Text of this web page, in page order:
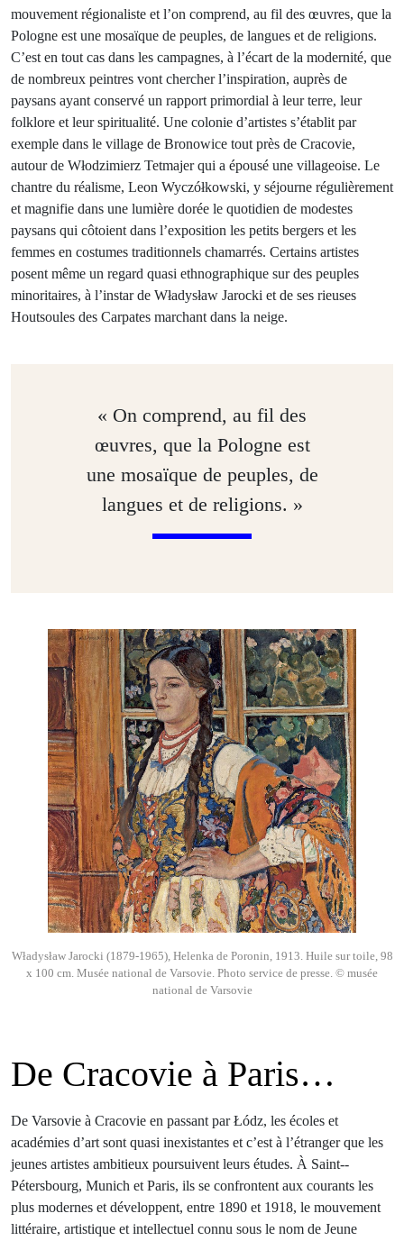
mouvement régionaliste et l’on comprend, au fil des œuvres, que la
Pologne est une mosaïque de peuples, de langues et de religions.
C’est en tout cas dans les campagnes, à l’écart de la modernité, que
de ­nombreux peintres vont chercher l’inspiration, auprès de
paysans ayant conservé un rapport primordial à leur terre, leur
folklore et leur spiritualité. Une colonie d’artistes s’établit par
exemple dans le village de Bronowice tout près de Cracovie,
autour de Włodzimierz Tetmajer qui a épousé une villageoise. Le
chantre du réalisme, Leon ­Wyczółkowski, y séjourne régulièrement
et magnifie dans une lumière dorée le quotidien de modestes
paysans qui côtoient dans l’exposition les petits bergers et les
femmes en costumes traditionnels chamarrés. Certains artistes
posent même un regard quasi ethnographique sur des peuples
minoritaires, à l’instar de Władysław Jarocki et de ses rieuses
Houtsoules des Carpates marchant dans la neige.
« On comprend, au fil des
œuvres, que la Pologne est
une mosaïque de peuples, de
langues et de religions. »
Władysław Jarocki (1879-1965), Helenka de Poronin, 1913. Huile sur toile, 98
x 100 cm. Musée national de Varsovie. Photo service de presse. © musée
national de Varsovie
De Cracovie à Paris…
De Varsovie à Cracovie en passant par Łódz, les écoles et
académies d’art sont quasi inexistantes et c’est à l’étranger que les
jeunes artistes ambitieux poursuivent leurs études. À Saint-­
Pétersbourg, Munich et Paris, ils se confrontent aux courants les
plus modernes et développent, entre 1890 et 1918, le mouvement
littéraire, artistique et intellectuel connu sous le nom de Jeune